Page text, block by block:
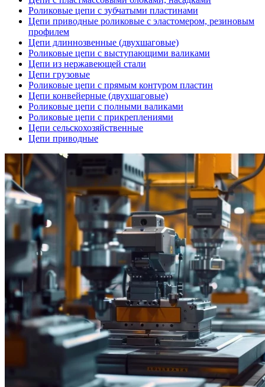
Роликовые цепи с зубчатыми пластинами
Цепи приводные роликовые с эластомером, резиновым
профилем
Цепи длиннозвенные (двухшаговые)
Роликовые цепи с выступающими валиками
Цепи из нержавеющей стали
Цепи грузовые
Роликовые цепи с прямым контуром пластин
Цепи конвейерные (двухшаговые)
Роликовые цепи с полными валиками
Роликовые цепи с прикреплениями
Цепи сельскохозяйственные
Цепи приводные